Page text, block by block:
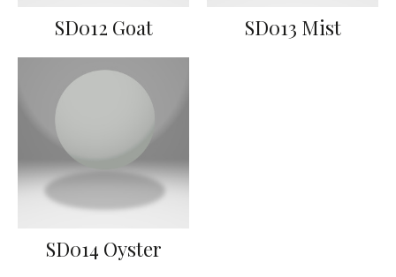
SD012 Goat SD013 Mist
SD014 Oyster